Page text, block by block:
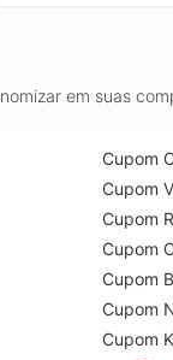
em suas
Cupom
Cupom
Cupom
Cupom
Cupom
Cupom
Cupom